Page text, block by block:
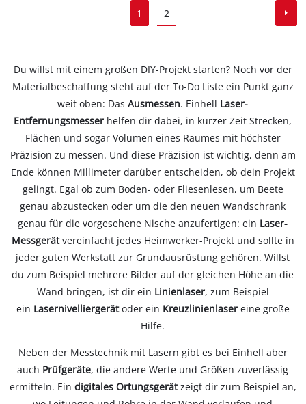
1 2
Du willst mit einem großen DIY-Projekt starten? Noch vor der
Materialbeschaffung steht auf der To-Do Liste ein Punkt ganz
weit oben: DasAusmessen. Einhell Laser-
Entfernungsmesser helfen dir dabei, in kurzer Zeit Strecken,
Flächen und sogar Volumen eines Raumes mit höchster
Präzision zu messen. Und diese Präzision ist wichtig, denn am
Ende können Millimeter darüber entscheiden, ob dein Projekt
gelingt. Egal ob zum Boden- oder Fliesenlesen, um Beete
genau abzustecken oder um die den neuen Wandschrank
genau für die vorgesehene Nische anzufertigen: ein Laser-
Messgerätvereinfacht jedes Heimwerker-Projekt und sollte in
jeder guten Werkstatt zur Grundausrüstung gehören. Willst
du zum Beispiel mehrere Bilder auf der gleichen Höhe an die
Wand bringen, ist dir ein Linienlaser, zum Beispiel
ein Lasernivelliergerätoder ein Kreuzlinienlaser eine große
Hilfe.
Neben der Messtechnik mit Lasern gibt es bei Einhell aber
auch Prüfgeräte, die andere Werte und Größen zuverlässig
ermitteln. Ein digitales Ortungsgerätzeigt dir zum Beispiel an,